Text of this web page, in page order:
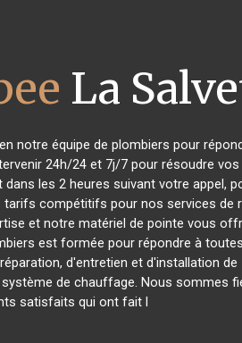
La
notre équipe de plombiers pour
24h/24 et 7j/7 pour résoudre
les 2 heures suivant votre appel,
compétitifs pour nos services de
et notre matériel de pointe vous
est formée pour répondre à
d'entretien et d'installation de
de chauffage. Nous sommes
satisfaits qui ont fait l